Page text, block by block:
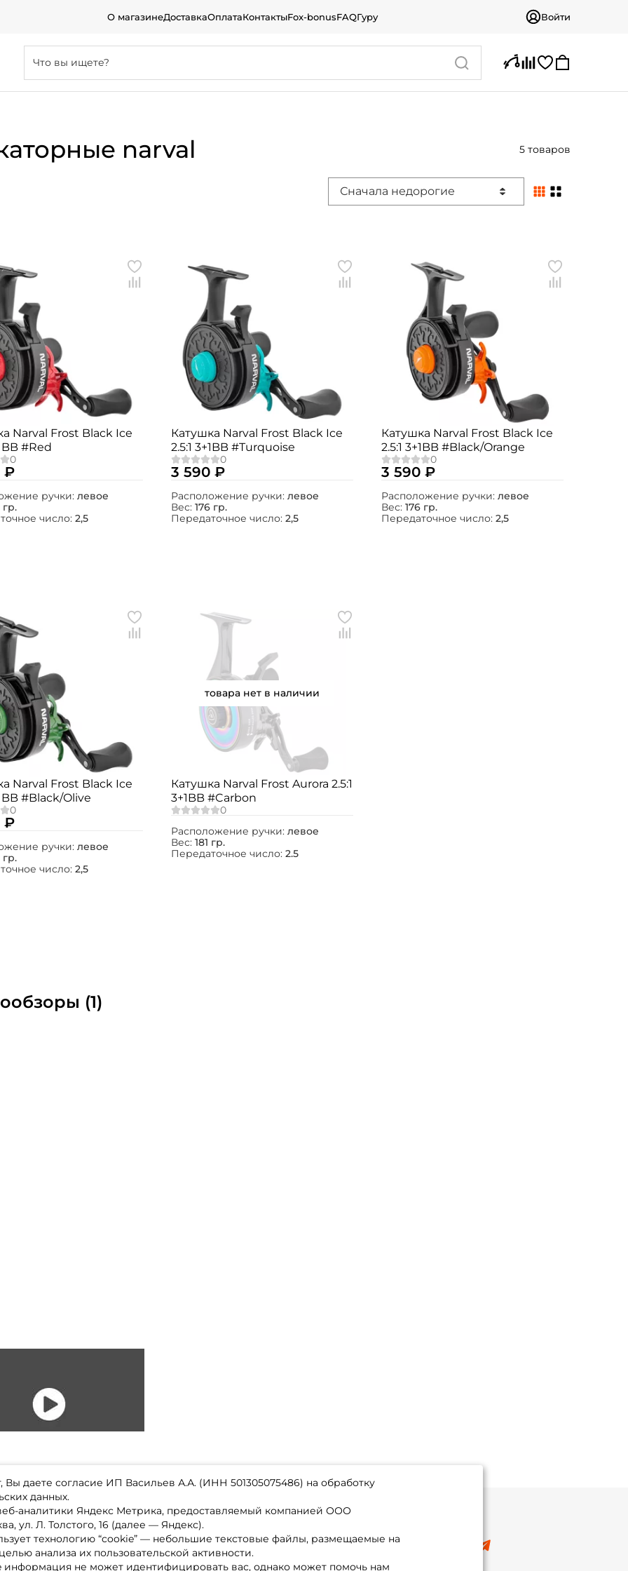
О магазинеДоставкаОплатаКонтактыFox-bonusFAQГуру Войти
narval 5 товаров
Сначала недорогие
Narval Frost Black Ice
#Red
₽
ручки: левое
гр.
число: 2,5
Катушка Narval Frost Black Ice
2.5:1 3+1BB #Turquoise
3 590 ₽
Расположение ручки: левое
Вес: 176 гр.
Передаточное число: 2,5
Катушка Narval Frost Black Ice
2.5:1 3+1BB #Black/Orange
3 590 ₽
Расположение ручки: левое
Вес: 176 гр.
Передаточное число: 2,5
Narval Frost Black Ice
#Black/Olive
₽
ручки: левое
гр.
число: 2,5
товара нет в наличии
Катушка Narval Frost Aurora 2.5:1
3+1BB #Carbon
Расположение ручки: левое
Вес: 181 гр.
Передаточное число: 2.5
(1)
Вы даете согласие ИП Васильев А.А. (ИНН 501305075486) на обработку
данных.
аналитики Яндекс Метрика, предоставляемый компанией ООО
ул. Л. Толстого, 16 (далее — Яндекс).
технологию “cookie” — небольшие текстовые файлы, размещаемые на
анализа их пользовательской активности.
не может идентифицировать вас, однако может помочь нам
Создать аккаунт
Email: *
Заполняя данную форму вы соглашаетесь на
Каталог товаров
Акции
Новинки
8 (495) 532-77-88